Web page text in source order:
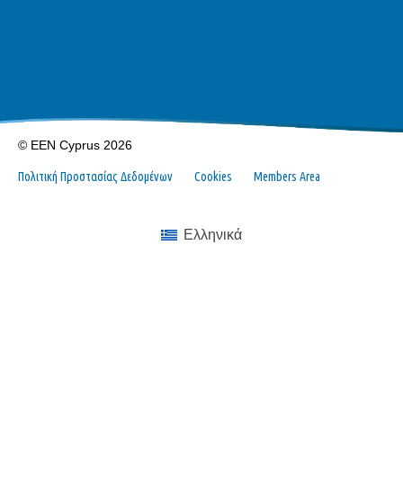
© EEN Cyprus 2026
Πολιτική Προστασίας Δεδομένων Cookies Members Area
Ελληνικά